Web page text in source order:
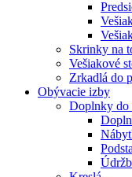
Skrinky na
Vešiakové
Zrkadlá do
Obývacie izby
Doplnky do